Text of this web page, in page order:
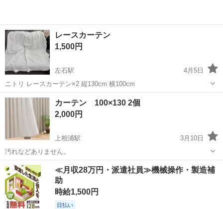
レースカーテン
1,500円
左石駅
4月5日
ニトリ レースカーテン×2 縦130cm 横100cm
長崎 佐世保市 カーテン、ブラインド
カーテン 100×130 2個
2,000円
上相浦駅
3月10日
汚れなどありません。
長崎 佐世保市 上相浦駅 カーテン、ブラインド
カーテン
≪月収28万円・派遣社員≫機械操作・製造補
助
時給1,500円
日払い